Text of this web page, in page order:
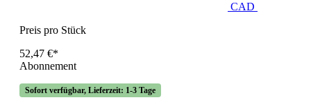
CAD
Preis pro Stück
52,47 €*
Abonnement
Sofort verfügbar, Lieferzeit: 1-3 Tage